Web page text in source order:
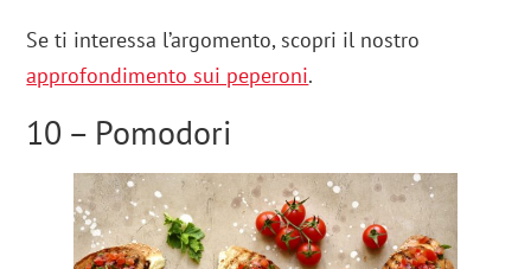
Se ti interessa l’argomento, scopri il nostro
approfondimento sui peperoni.
10 – Pomodori